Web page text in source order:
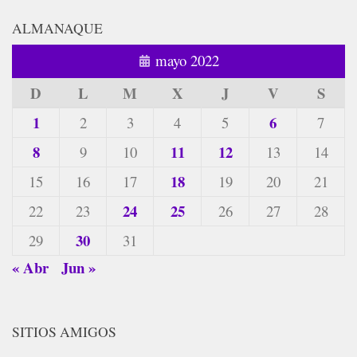
ALMANAQUE
mayo 2022
D L M X J V
S
1
2 3 4 5 6 7
8 9 10 11 12 13
14
15
16 17 18 19 20
21
22
23 24 25 26 27
28
29
30 31
« Abr Jun »
SITIOS AMIGOS